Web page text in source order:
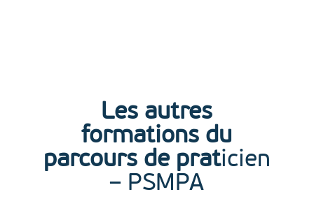
Les autres
formations du
parcours de praticien
– PSMPA